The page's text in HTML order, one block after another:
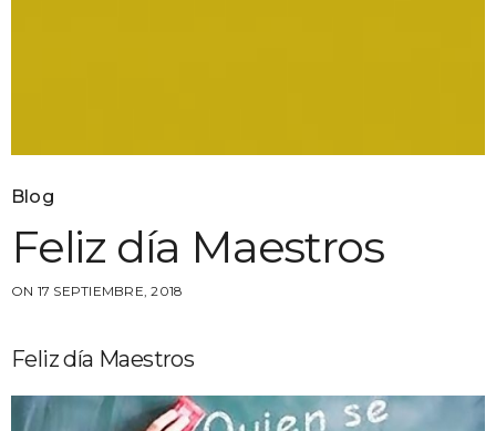
Blog
Feliz día Maestros
ON 17 SEPTIEMBRE, 2018
Feliz día Maestros